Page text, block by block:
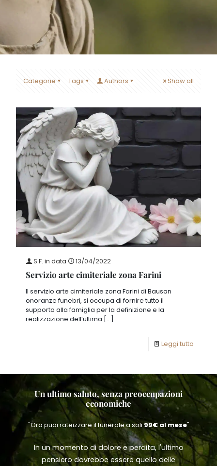
Categorie Tags Authors Show all
S.F. in data 13/04/2022
Servizio arte cimiteriale zona Farini
Il servizio arte cimiteriale zona Farini di Bausan
onoranze funebri, si occupa di fornire tutto il
supporto alla famiglia per la definizione e la
realizzazione dell’ultima […]
Leggi tutto
Un ultimo saluto, senza preoccupazioni
economiche
"Ora puoi rateizzare il funerale a soli 99€ al mese"
In un momento di dolore e perdita, l'ultimo
pensiero dovrebbe essere quello delle